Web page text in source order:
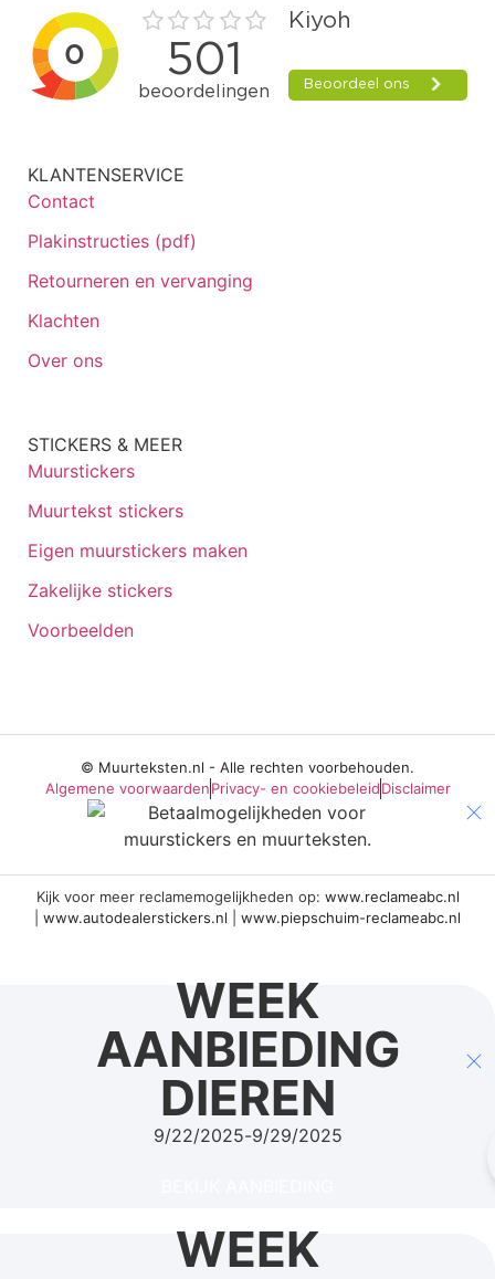
KLANTENSERVICE
Contact
Plakinstructies (pdf)
Retourneren en vervanging
Klachten
Over ons
STICKERS & MEER
Muurstickers
Muurtekst stickers
Eigen muurstickers maken
Zakelijke stickers
Voorbeelden
© Muurteksten.nl - Alle rechten voorbehouden.
Algemene voorwaardenPrivacy- en cookiebeleidDisclaimer
Kijk voor meer reclamemogelijkheden op: www.reclameabc.nl
www.autodealerstickers.nl www.piepschuim-reclameabc.nl
WEEK
AANBIEDING
DIEREN
9/22/2025-9/29/2025
WEEK